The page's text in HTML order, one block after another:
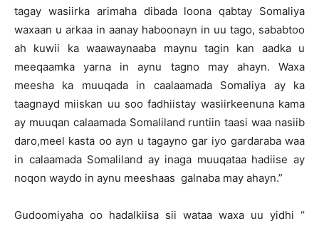
tagay wasiirka arimaha dibada loona qabtay Somaliya
waxaan u arkaa in aanay haboonayn in uu tago, sababtoo
ah kuwii ka waawaynaaba maynu tagin kan aadka u
meeqaamka yarna in aynu tagno may ahayn. Waxa
meesha ka muuqada in caalaamada Somaliya ay ka
taagnayd miiskan uu soo fadhiistay wasiirkeenuna kama
ay muuqan calaamada Somaliland runtiin taasi waa nasiib
daro,meel kasta oo ayn u tagayno gar iyo gardaraba waa
in calaamada Somaliland ay inaga muuqataa hadiise ay
noqon waydo in aynu meeshaas galnaba may ahayn.”
Gudoomiyaha oo hadalkiisa sii wataa waxa uu yidhi “